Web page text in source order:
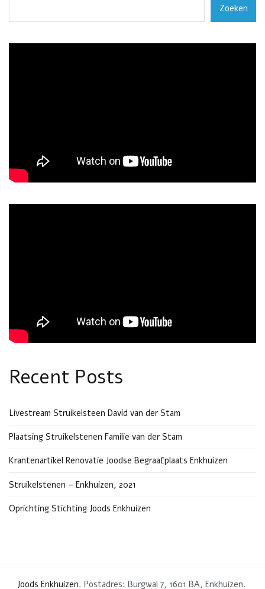
Zoeken
Recent Posts
Livestream Struikelsteen David van der Stam
Plaatsing Struikelstenen Familie van der Stam
Krantenartikel Renovatie Joodse Begraafplaats Enkhuizen
Struikelstenen – Enkhuizen, 2021
Oprichting Stichting Joods Enkhuizen
Joods Enkhuizen. Postadres: Burgwal 7, 1601 BA, Enkhuizen.